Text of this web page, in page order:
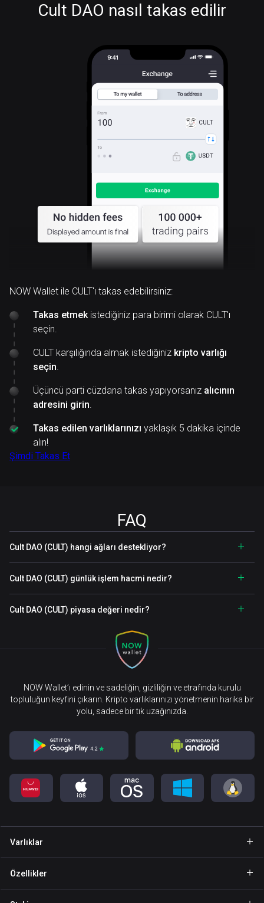
Cult DAO nasıl takas edilir
CULT
NOW Wallet ile CULT'ı takas edebilirsiniz:
Takas etmekistediğiniz para birimi olarak CULT'ı
seçin.
CULT karşılığında almak istediğiniz kripto varlığı
seçin.
Üçüncü parti cüzdana takas yapıyorsanız alıcının
adresini girin.
Takas edilen varlıklarınızı yaklaşık 5 dakika içinde
alın!
Şimdi Takas Et
FAQ
Cult DAO (CULT) hangi ağları destekliyor?
Cult DAO (CULT) günlük işlem hacmi nedir?
Cult DAO (CULT) piyasa değeri nedir?
NOW Wallet’ı edinin ve sadeliğin, gizliliğin ve etrafında kurulu
topluluğun keyfini çıkarın. Kripto varlıklarınızı yönetmenin harika bir
yolu, sadece bir tık uzağınızda.
Varlıklar
Özellikler